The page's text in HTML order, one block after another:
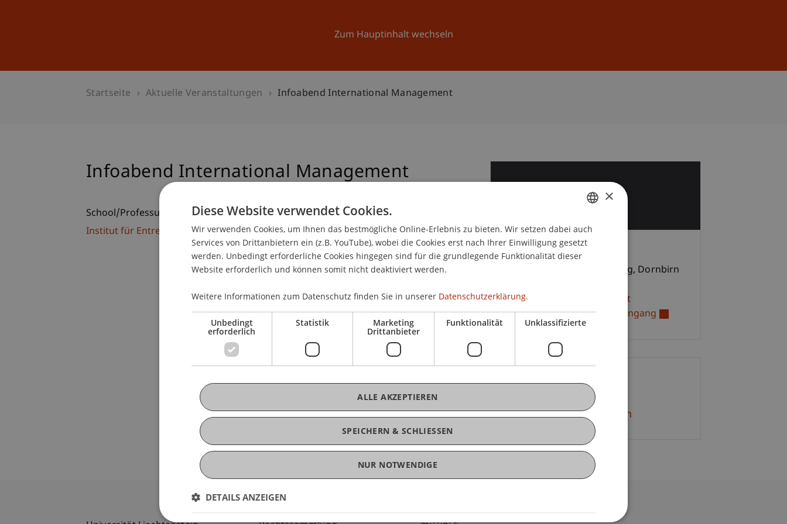
Zum Hauptinhalt wechseln
Universität Aktuelles
Startseite Aktuelle Veranstaltungen Infoabend International Management
Infoabend International Management
School/Professur:
Institut für Entrepreneurship
Zeit und Ort
Fachhochschule Vorarlberg, Dornbirn
International Management
Nachdiplom- / MBA-Studiengang
Kontakt
Mag. Gerhild Feuerstein
GERMAN
ENGLISH
×
Diese Website verwendet Cookies.
Wir verwenden Cookies, um Ihnen das bestmögliche Online-Erlebnis zu bieten. Wir setzen dabei auch
Services von Drittanbietern ein (z.B. YouTube), wobei die Cookies erst nach Ihrer Einwilligung gesetzt
werden. Unbedingt erforderliche Cookies hingegen sind für die grundlegende Funktionalität dieser
Website erforderlich und können somit nicht deaktiviert werden.
Weitere Informationen zum Datenschutz finden Sie in unserer Datenschutzerklärung.
Unbedingt
erforderlich
Statistik Marketing
Drittanbieter
Funktionalität Unklassifizierte
SPEICHERN & SCHLIESSEN
ALLE AKZEPTIEREN
NUR NOTWENDIGE
DETAILS ANZEIGEN